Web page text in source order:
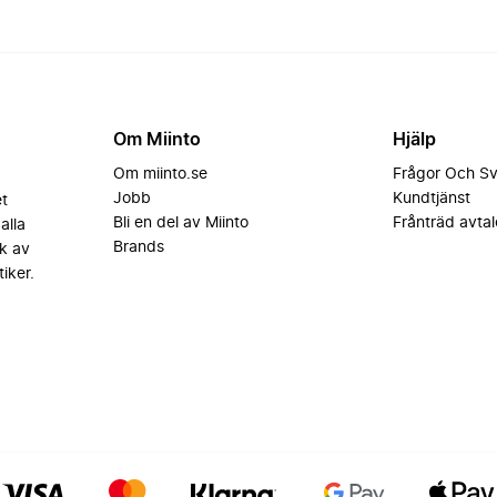
av
Om Miinto
Om miinto.se
Jobb
Bli en del av Miinto
Brands
Hjälp
Frågor Och
Kundtjänst
Frånträd